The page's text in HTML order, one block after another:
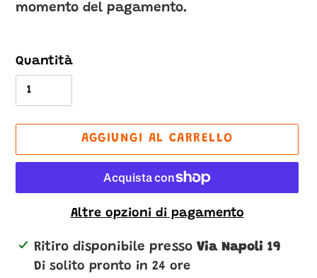
listino
momento del pagamento.
Quantità
AGGIUNGI AL CARRELLO
Altre opzioni di pagamento
Inserimento
del
Ritiro disponibile presso Via Napoli 19
Di solito pronto in 24 ore